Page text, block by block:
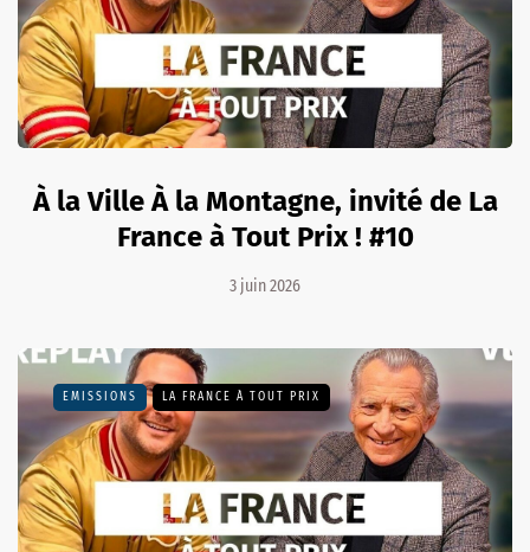
À la Ville À la Montagne, invité de La
France à Tout Prix ! #10
3 juin 2026
EMISSIONS LA FRANCE À TOUT PRIX